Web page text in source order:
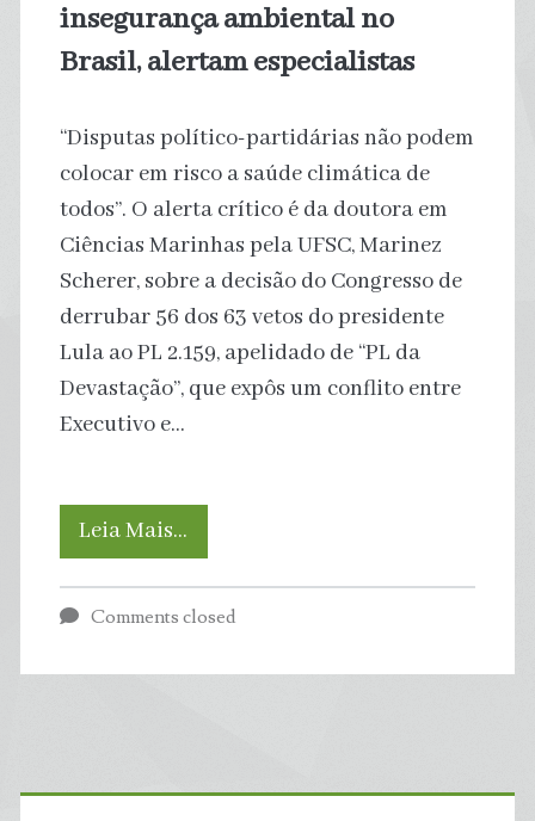
insegurança ambiental no
Brasil, alertam especialistas
“Disputas político-partidárias não podem
colocar em risco a saúde climática de
todos”. O alerta crítico é da doutora em
Ciências Marinhas pela UFSC, Marinez
Scherer, sobre a decisão do Congresso de
derrubar 56 dos 63 vetos do presidente
Lula ao PL 2.159, apelidado de “PL da
Devastação”, que expôs um conflito entre
Executivo e…
Leia Mais…
derrubados
e
Comments closed
Primary